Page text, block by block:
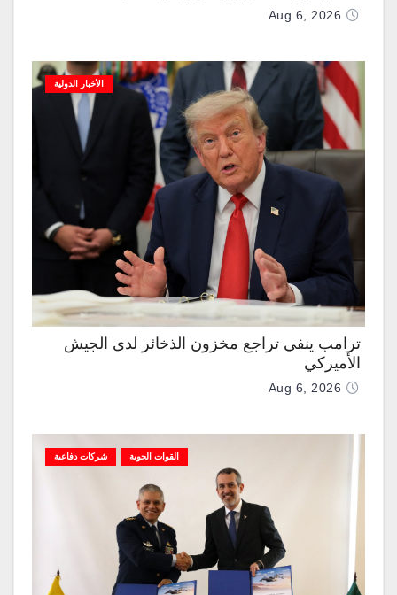
Aug 6, 2026
الأخبار الدولية
ترامب ينفي تراجع مخزون الذخائر لدى الجيش
الأميركي
Aug 6, 2026
القوات الجوية شركات دفاعية